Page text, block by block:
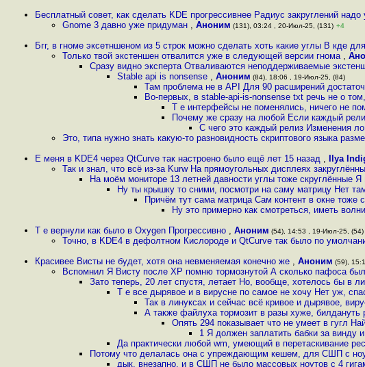
Бесплатный совет, как сделать KDE прогрессивнее Радиус закруглений надо
Gnome 3 давно уже придуман , Аноним (131), 03:24 , 20-Июл-25, (131) +4
Бгг, в гноме эксетншеном из 5 строк можно сделать хоть какие углы В кде
Только твой экстеншен отвалится уже в следующей версии гнома ,
Сразу видно эксперта Отваливаются неподдерживаемые
Stable api is nonsense , Аноним (84), 18:06 , 19-Июл-25, (84)
Там проблема не в API Для 90 расширений
Во-первых, в stable-api-is-nonsense txt речь не о
Т е интерфейсы не поменялись, ничего не
Почему же сразу на любой Если каждый
С чего это каждый релиз Изменения
Это, типа нужно знать какую-то разновидность скриптового языка
E меня в KDE4 через QtCurve так настроено было ещё лет 15 назад , Ilya
Так и знал, что всё из-за Kurw На прямоугольных дисплеях
На моём мониторе 13 летней давности углы тоже скруглённые Я
Ну ты крышку то сними, посмотри на саму матрицу Нет
Причём тут сама матрица Сам контент в окне тоже
Ну это примерно как смотреться, иметь
Т е вернули как было в Oxygen Прогрессивно , Аноним (54), 14:53 , 19-Июл-25, (54)
Точно, в KDE4 в дефолтном Кислороде и QtCurve так было по
Красивее Висты не будет, хотя она невменяемая конечно же , Аноним (59),
Вспомнил Я Висту после XP помню тормознутой А сколько пафоса
Зато теперь, 20 лет спустя, летает Но, вообще, хотелось бы в
Т е все дырявое и в вирусне по самое не хочу Нет уж,
Так в линуксах и сейчас всё кривое и дырявое,
А также файлуха тормозит в разы хуже, билдануть
Опять 294 показывает что не умеет в гугл
1 Я должен заплатить бабки за винду
Да практически любой wm, умеющий в перетаскивание
Потому что делалась она с упреждающим кешем, для СШП с
дык, внезапно, и в СШП не было массовых ноутов с 4